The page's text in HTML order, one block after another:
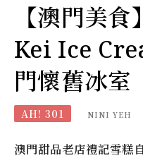
【澳門美
Kei Ice
門懷舊冰室
AH! 301 NINI YEH
澳門甜品老店禮記雪糕